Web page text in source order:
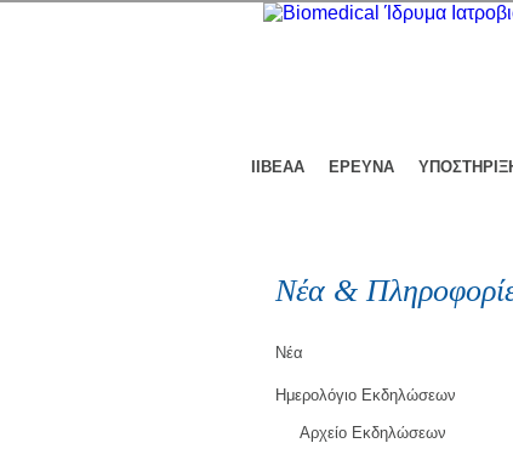
ΙΙΒΕΑΑ ΕΡΕΥΝΑ
Νέα &
Νέα
Ημερολόγιο Εκδηλώσεων
Αρχείο Εκδηλώσεων